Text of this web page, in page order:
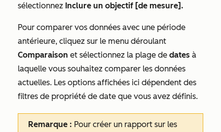
sélectionnez Inclure un objectif [de mesure].
Pour comparer vos données avec une période
antérieure, cliquez sur le menu déroulant
Comparaison et sélectionnez la plage de dates à
laquelle vous souhaitez comparer les données
actuelles. Les options affichées ici dépendent des
filtres de propriété de date que vous avez définis.
Remarque : Pour créer un rapport sur les